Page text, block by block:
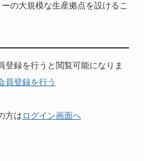
の大規模な生産拠点を設けるこ
登録を行うと閲覧可能になりま
員登録を行う
方はログイン画面へ